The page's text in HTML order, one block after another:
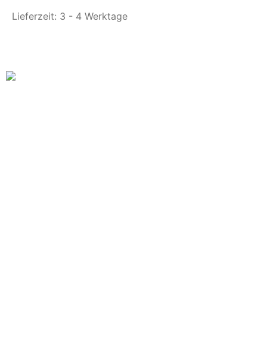
Lieferzeit: 3 - 4 Werktage